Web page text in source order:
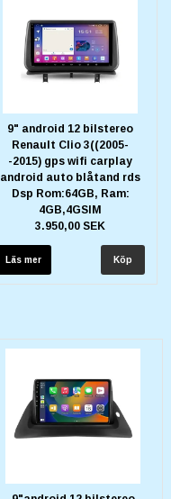
9" android 12 bilstereo
Renault Clio 3((2005-
-2015) gps wifi carplay
android auto blåtand rds
Dsp Rom:64GB, Ram:
4GB,4GSIM
3.950,00 SEK
Läs mer